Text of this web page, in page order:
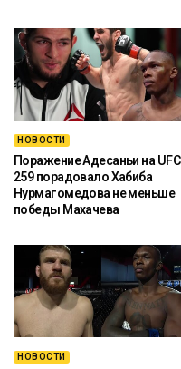
НОВОСТИ
Поражение Адесаньи на UFC
259 порадовало Хабиба
Нурмагомедова не меньше
победы Махачева
НОВОСТИ